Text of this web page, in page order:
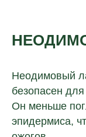
Неодимовый
безопасен
Он меньше
эпидермиса,